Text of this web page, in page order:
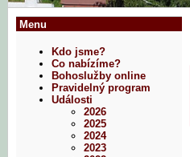
Menu
Kdo jsme?
Co nabízíme?
Bohoslužby online
Pravidelný program
Události
2026
2025
2024
2023